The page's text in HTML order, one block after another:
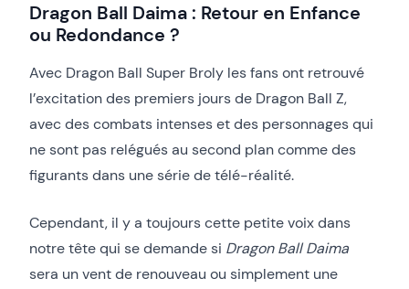
Dragon Ball Daima : Retour en Enfance
ou Redondance ?
Avec Dragon Ball Super Broly les fans ont retrouvé
l’excitation des premiers jours de Dragon Ball Z,
avec des combats intenses et des personnages qui
ne sont pas relégués au second plan comme des
figurants dans une série de télé-réalité.
Cependant, il y a toujours cette petite voix dans
notre tête qui se demande si Dragon Ball Daima
sera un vent de renouveau ou simplement une